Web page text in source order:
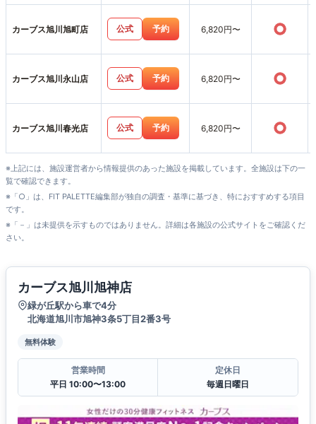
カーブス旭川旭町店 公式 予約 6,820円〜 ○
カーブス旭川永山店 公式 予約 6,820円〜 ○
カーブス旭川春光店 公式 予約 6,820円〜 ○
※上記には、施設運営者から情報提供のあった施設を掲載しています。全施設は下の一
覧で確認できます。
※「○」は、FIT PALETTE編集部が独自の調査・基準に基づき、特におすすめする項目
です。
※「－」は未提供を示すものではありません。詳細は各施設の公式サイトをご確認くだ
さい。
カーブス旭川旭神店
緑が丘駅から車で4分
北海道旭川市旭神3条5丁目2番3号
無料体験
営業時間
平日 10:00〜13:00
定休日
毎週日曜日